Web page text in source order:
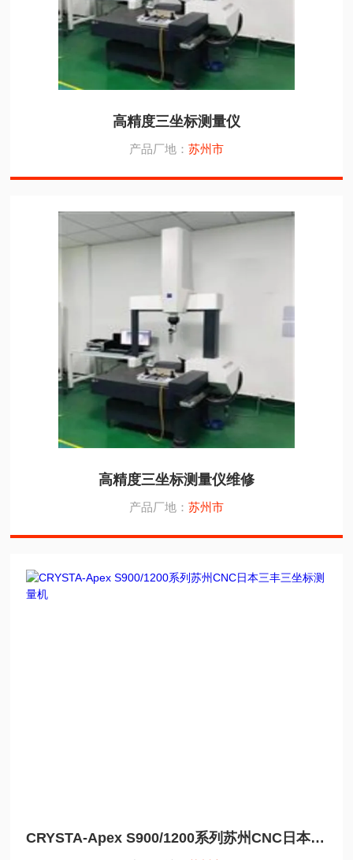
高精度三坐标测量仪
产品厂地： 苏州市
高精度三坐标测量仪维修
产品厂地： 苏州市
CRYSTA-Apex S900/1200系列苏州CNC日本三丰三坐标测量机